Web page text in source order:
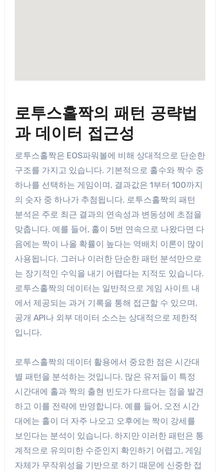
로투스홀짝의 패턴 공략법
과 데이터 접근성
로투스홀짝은 EOS파워볼에 비해 상대적으로 단순한
구조를 가지고 있습니다. 기본적으로 홀수와 짝수 중
하나를 선택하는 게임이며, 결과값은 1부터 100까지
의 숫자 중 하나가 추첨됩니다. 로투스홀짝의 패턴
분석은 주로 최근 결과의 연속성과 변동성에 초점을
맞춥니다. 예를 들어, 홀이 5번 연속으로 나왔다면 다
음에는 짝이 나올 확률이 높다는 역배치 이론이 많이
사용됩니다. 그러나 이러한 단순한 패턴 분석만으로
는 장기적인 수익을 내기 어렵다는 지적도 있습니다.
로투스홀짝의 데이터는 일반적으로 게임 사이트 내
에서 제공되는 과거 기록을 통해 접근할 수 있으며,
공개 API나 외부 데이터 소스는 상대적으로 제한적
입니다.
로투스홀짝의 데이터 활용에서 중요한 점은 시간대
별 패턴을 분석하는 것입니다. 많은 유저들이 특정
시간대에 홀과 짝의 출현 빈도가 다르다는 점을 발견
하고 이를 전략에 반영합니다. 예를 들어, 오전 시간
대에는 홀이 더 자주 나오고 오후에는 짝이 강세를
보인다는 분석이 있습니다. 하지만 이러한 패턴은 통
계적으로 유의미한 수준인지 확인하기 어렵고, 게임
자체가 무작위성을 기반으로 하기 때문에 신중한 접